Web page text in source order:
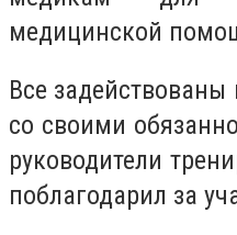
медицинской
Все
со своими
руководители
поблагодарил за